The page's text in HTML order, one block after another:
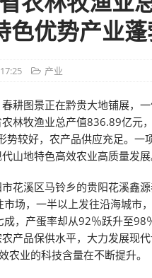
” 政策
色优势产业
产业
耕图景正在黔贵大地铺展，
林牧渔业总产值836.89亿元
势较好，农产品供应充足。一
山地特色高效农业高质量发展
花溪区马铃乡的贵阳花溪鑫
场，一半以上发往沿海城市
，产蛋率却从92％跃升至
产品保供水平，大力发展现
农业的科技含量在不断提升。